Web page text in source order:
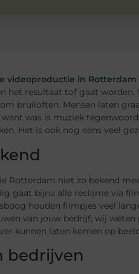
videoproductie in Rotterdam
het resultaat tof gaat
bruiloften. Mensen laten
was is muziek
Het is ook nog eens veel
Rotterdam niet zo bekend
gaat bijna alle reclame via
houden filmpjes veel
van jouw bedrijf, wij
kunnen laten komen op
bedrijven